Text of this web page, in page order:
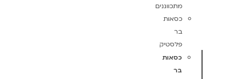
מתכווננים
כסאות
בר
פלסטיק
כסאות
בר